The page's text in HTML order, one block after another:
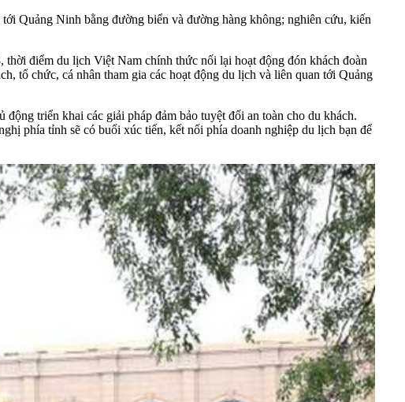
Quảng Ninh bằng đường biển và đường hàng không; nghiên cứu, kiến
điểm du lịch Việt Nam chính thức nối lại hoạt động đón khách đoàn
tổ chức, cá nhân tham gia các hoạt động du lịch và liên quan tới Quảng
triển khai các giải pháp đảm bảo tuyệt đối an toàn cho du khách.
phía tỉnh sẽ có buổi xúc tiến, kết nối phía doanh nghiệp du lịch bạn để